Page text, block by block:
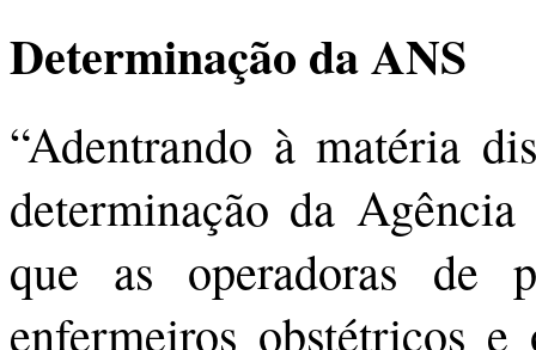
Determinação da ANS
“Adentrando à matéria
determinação da
que as operadoras de
enfermeiros obstétricos e